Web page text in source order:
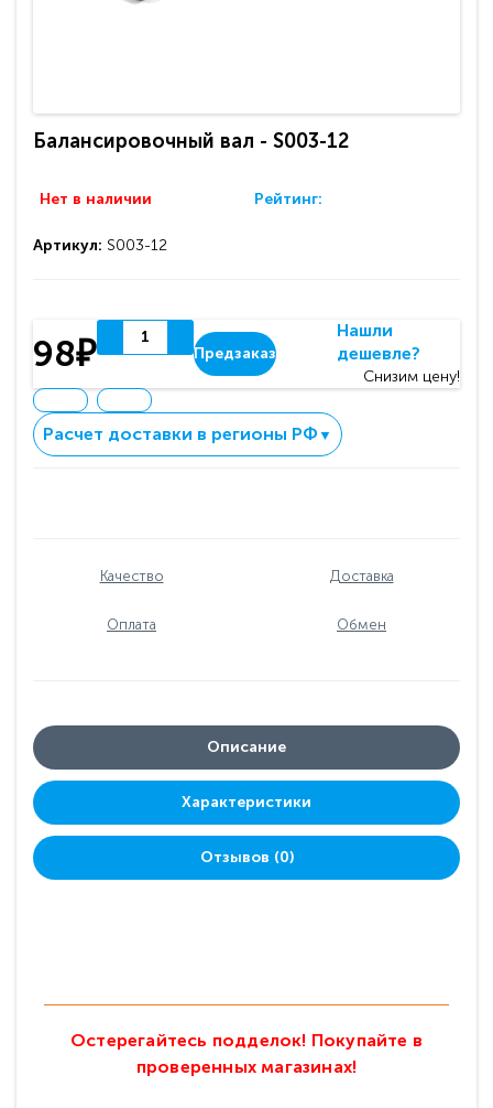
Балансировочный вал - S003-12
Нет в наличии Рейтинг:
Артикул: S003-12
98₽ Предзаказ
Нашли
дешевле?
Снизим цену!
Расчет доставки в регионы РФ ▼
Качество Доставка
Оплата Обмен
Описание
Характеристики
Отзывов (0)
Остерегайтесь подделок! Покупайте в
проверенных магазинах!